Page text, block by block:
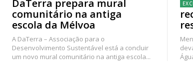
DaTerra prepara mural
comunitário na antiga
escola da Mélvoa
A DaTerra – Associação para o
Desenvolvimento Sustentável está a concluir
um novo mural comunitário na antiga escola...